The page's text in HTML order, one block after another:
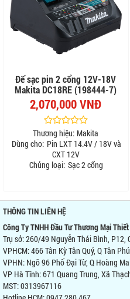
Đế sạc pin 2 cổng 12V-18V
Makita DC18RE (198444-7)
2,070,000 VNĐ
Thương hiệu: Makita
Dùng cho: Pin LXT 14.4V / 18V và
CXT 12V
Chủng loại: Sạc 2 cổng
THÔNG TIN LIÊN HỆ
Công Ty TNHH Đầu Tư Thương Mại
Trụ sở: 260/49 Nguyễn Thái Bình, P12,
VPHCM: 466 Tân Kỳ Tân Quý, Q Tân
VPHN: Ngõ 96 Phố Đại Từ, Q Hoàng
VP Hà Tĩnh: 671 Quang Trung, Xã
MST: 0313967116